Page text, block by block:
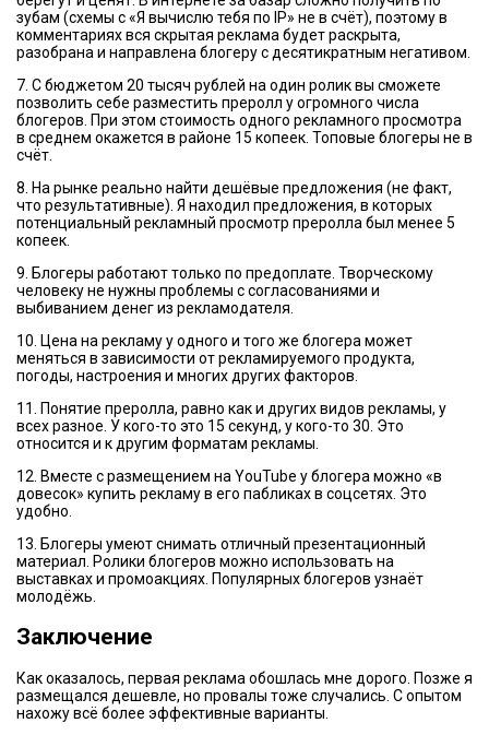
зубам (схемы с «Я вычислю тебя по IP» не в счёт), поэтому в
комментариях вся скрытая реклама будет раскрыта,
разобрана и направлена блогеру с десятикратным негативом.
7. С бюджетом 20 тысяч рублей на один ролик вы сможете
позволить себе разместить преролл у огромного числа
блогеров. При этом стоимость одного рекламного просмотра
в среднем окажется в районе 15 копеек. Топовые блогеры не в
счёт.
8. На рынке реально найти дешёвые предложения (не факт,
что результативные). Я находил предложения, в которых
потенциальный рекламный просмотр преролла был менее 5
копеек.
9. Блогеры работают только по предоплате. Творческому
человеку не нужны проблемы с согласованиями и
выбиванием денег из рекламодателя.
10. Цена на рекламу у одного и того же блогера может
меняться в зависимости от рекламируемого продукта,
погоды, настроения и многих других факторов.
11. Понятие преролла, равно как и других видов рекламы, у
всех разное. У кого-то это 15 секунд, у кого-то 30. Это
относится и к другим форматам рекламы.
12. Вместе с размещением на YouTube у блогера можно «в
довесок» купить рекламу в его пабликах в соцсетях. Это
удобно.
13. Блогеры умеют снимать отличный презентационный
материал. Ролики блогеров можно использовать на
выставках и промоакциях. Популярных блогеров узнаёт
молодёжь.
Заключение
Как оказалось, первая реклама обошлась мне дорого. Позже я
размещался дешевле, но провалы тоже случались. С опытом
нахожу всё более эффективные варианты.